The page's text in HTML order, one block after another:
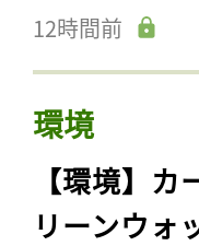
12時間前
環境
【環境】
リーンウォ